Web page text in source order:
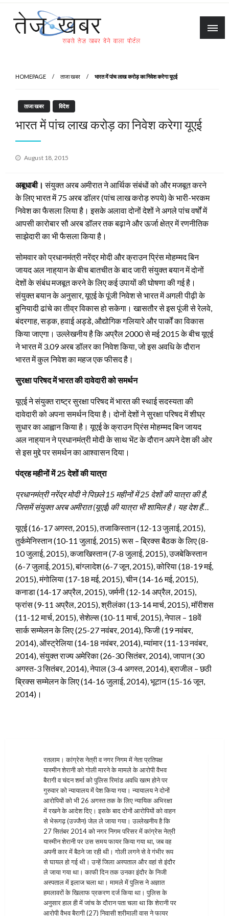
Skip
content
HOMEPAGE ताजा खबर भारत में पांच लाख करोड़ का निवेश करेगा यूएई
ताजा खबर विदेश
भारत में पांच लाख करोड़ का निवेश करेगा यूएई
Posted
August 18, 2015
अबूधाबी।संयुक्त अरब अमीरात ने आर्थिक संबंधों को और मजबूत करने
के लिए भारत में 75 अरब डॉलर (पांच लाख करोड़ रुपये) के भारी-भरकम
निवेश का फैसला लिया है। इसके अलावा दोनों देशों ने अगले पांच वर्षों में
आपसी कारोबार सौ अरब डॉलर तक बढ़ाने और ऊर्जा क्षेत्र में रणनीतिक
साझेदारी का भी फैसला किया है।
सोमवार को प्रधानमंत्री नरेंद्र मोदी और क्राउन प्रिंस मोहम्मद बिन
जायद अल नाह्‌यान के बीच बातचीत के बाद जारी संयुक्त बयान में दोनों
देशों के संबंध मजबूत करने के लिए कई उपायों की घोषणा की गई है।
संयुक्त बयान के अनुसार, यूएई के पूंजी निवेश से भारत में अगली पीढ़ी के
बुनियादी ढांचे का तीव्र विकास हो सकेगा। खासतौर से इस पूंजी से रेलवे,
बंदरगाह, सड़क, हवाई अड्डे, औद्योगिक गलियारे और पार्कों का विकास
किया जाएगा। उल्लेखनीय है कि अप्रैल 2000 से मई 2015 के बीच यूएई
ने भारत में 3.09 अरब डॉलर का निवेश किया, जो इस अवधि के दौरान
भारत में कुल निवेश का महज एक फीसद है।
सुरक्षा परिषद में भारत की दावेदारी को समर्थन
यूएई ने संयुक्त राष्ट्र सुरक्षा परिषद में भारत की स्थाई सदस्यता की
दावेदारी को अपना समर्थन दिया है। दोनों देशों ने सुरक्षा परिषद में शीघ्र
सुधार का आह्वान किया है। यूएई के क्राउन प्रिंस मोहम्मद बिन जायद
अल नाह्‌यान ने प्रधानमंत्री मोदी के साथ भेंट के दौरान अपने देश की ओर
से इस मुद्दे पर समर्थन का आश्वासन दिया।
पंद्रह महीनों में 25 देशों की यात्रा
प्रधानमंत्री नरेंद्र मोदी ने पिछले 15 महीनों में 25 देशों की यात्रा की है,
जिसमें संयुक्त अरब अमीरात (यूएई) की यात्रा भी शामिल है। यह देश हैं…
यूएई (16-17 अगस्त, 2015), तजाकिस्तान (12-13 जुलाई, 2015),
तुर्कमेनिस्तान (10-11 जुलाई, 2015) रूस – ब्रिक्स बैठक के लिए (8-
10 जुलाई, 2015), कजाखिस्तान (7-8 जुलाई, 2015), उजबेकिस्तान
(6-7 जुलाई, 2015), बांग्लादेश (6-7 जून, 2015), कोरिया (18-19 मई,
2015), मंगोलिया (17-18 मई, 2015), चीन (14-16 मई, 2015),
कनाडा (14-17 अप्रैल, 2015), जर्मनी (12-14 अप्रैल, 2015),
फ्रांस (9-11 अप्रैल, 2015), श्रीलंका (13-14 मार्च, 2015), मॉरीशस
(11-12 मार्च, 2015), सेशेल्स (10-11 मार्च, 2015), नेपाल – 18वें
सार्क सम्मेलन के लिए (25-27 नवंबर, 2014), फिजी (19 नवंबर,
2014), ऑस्ट्रेलिया (14-18 नवंबर, 2014), म्यांमार (11-13 नवंबर,
2014), संयुक्त राज्य अमेरिका (26-30 सितंबर, 2014), जापान (30
अगस्त-3 सितंबर, 2014), नेपाल (3-4 अगस्त, 2014), ब्राजील – छठी
ब्रिक्स सम्मेलन के लिए (14-16 जुलाई, 2014), भूटान (15-16 जून,
2014)।
navigation
रतलाम। कांग्रेस नेत्री व नगर निगम में नेता प्रतिपक्ष
यास्मीन शेरानी को गोली मारने के मामले के आरोपी वैभव
बैरागी व चंदन शर्मा को पुलिस रिमांड अवधि खत्म होने पर
गुरुवार को न्यायालय में पेश किया गया। न्यायालय ने दोनों
आरोपियों को भी 26 अगस्त तक के लिए न्यायिक अभिरक्षा
में रखने के आदेश दिए। इसके बाद दोनों आरोपियों को वाहन
से भेरूगढ़ (उज्जैन) जेल ले जाया गया। उल्लेखनीय है कि
27 सितंबर 2014 को नगर निगम परिसर में कांग्रेस नेत्री
यास्मीन शेरानी पर उस समय फायर किया गया था, जब वह
अपनी कार में बैठने जा रही थी। गोली लगने से वे गंभीर रूप
से घायल हो गई थी। उन्हें जिला अस्पताल और वहां से इंदौर
ले जाया गया था। काफी दिन तक उनका इंदौर के निजी
अस्पताल में इलाज चला था। मामले में पुलिस ने अज्ञात
हमलावरों के खिलाफ प्रकरण दर्ज किया था। पुलिस के
अनुसार हाल ही में जांच के दौरान पता चला था कि शेरानी पर
आरोपी वैभव बैरागी (27) निवासी श्रीमाली वास ने फायर